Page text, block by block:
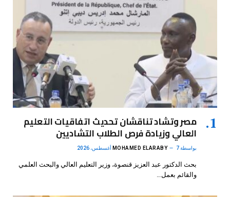
مصر وتشاد تناقشان تحديث اتفاقيات التعليم
العالي وزيادة فرص الطلاب التشاديين
بواسطة MOHAMED ELARABY 7 أغسطس، 2026
بحث الدكتور عبد العزيز قنصوة، وزير التعليم العالي والبحث العلمي
والقائم بعمل…